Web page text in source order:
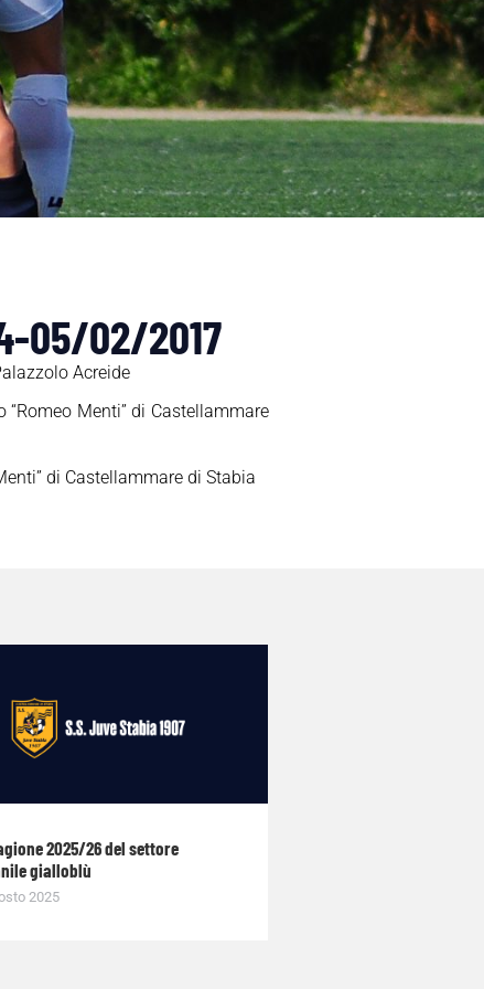
05/02/2017
Acreide
Menti” di Castellammare
di Castellammare di Stabia
2025/26 del settore
gialloblù
2025